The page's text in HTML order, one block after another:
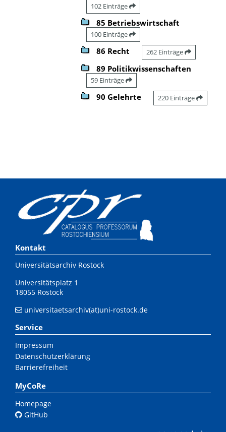
102 Einträge
85 Betriebswirtschaft
100 Einträge
86 Recht 262 Einträge
89 Politikwissenschaften
59 Einträge
90 Gelehrte 220 Einträge
Kontakt
Universitätsarchiv Rostock
Universitätsplatz 1
18055 Rostock
universitaetsarchiv(at)uni-rostock.de
Service
Impressum
Datenschutzerklärung
Barrierefreiheit
MyCoRe
Homepage
GitHub